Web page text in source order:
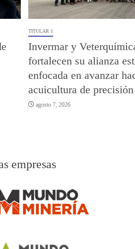
TITULAR 1
Invermar y
fortalecen su alianza
enfocada en avanzar
acuicultura de precisión
agosto 7, 2026
empresas